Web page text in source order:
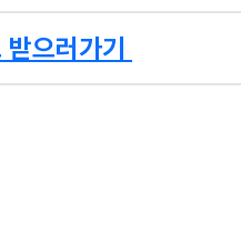
으러가기